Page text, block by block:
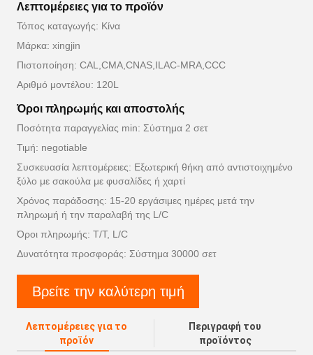
Λεπτομέρειες για το προϊόν
Τόπος καταγωγής: Κίνα
Μάρκα: xingjin
Πιστοποίηση: CAL,CMA,CNAS,ILAC-MRA,CCC
Αριθμό μοντέλου: 120L
Όροι πληρωμής και αποστολής
Ποσότητα παραγγελίας min: Σύστημα 2 σετ
Τιμή: negotiable
Συσκευασία λεπτομέρειες: Εξωτερική θήκη από αντιστοιχημένο
ξύλο με σακούλα με φυσαλίδες ή χαρτί
Χρόνος παράδοσης: 15-20 εργάσιμες ημέρες μετά την
πληρωμή ή την παραλαβή της L/C
Όροι πληρωμής: T/T, L/C
Δυνατότητα προσφοράς: Σύστημα 30000 σετ
Βρείτε την καλύτερη τιμή
Λεπτομέρειες για το
προϊόν
Περιγραφή του
προϊόντος